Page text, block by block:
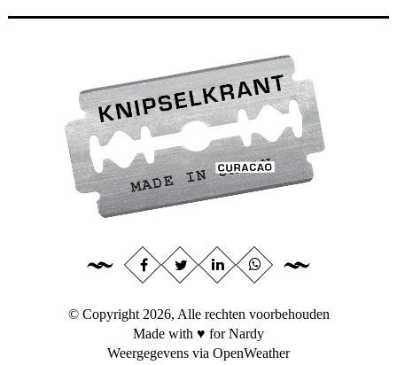
© Copyright 2026, Alle rechten voorbehouden
Made with ♥ for Nardy
Weergegevens via OpenWeather